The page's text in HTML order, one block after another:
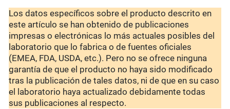
Los datos específicos sobre el producto descrito en
este artículo se han obtenido de publicaciones
impresas o electrónicas lo más actuales posibles del
laboratorio que lo fabrica o de fuentes oficiales
(EMEA, FDA, USDA, etc.). Pero no se ofrece ninguna
garantía de que el producto no haya sido modificado
tras la publicación de tales datos, ni de que en su caso
el laboratorio haya actualizado debidamente todas
sus publicaciones al respecto.